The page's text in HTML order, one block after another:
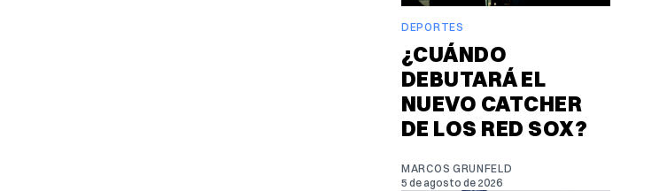
DEPORTES
¿CUÁNDO
DEBUTARÁ EL
NUEVO CATCHER
DE LOS RED SOX?
MARCOS GRUNFELD
5 de agosto de 2026